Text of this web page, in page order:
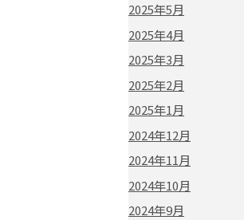
2025年5月
2025年4月
2025年3月
2025年2月
2025年1月
2024年12月
2024年11月
2024年10月
2024年9月